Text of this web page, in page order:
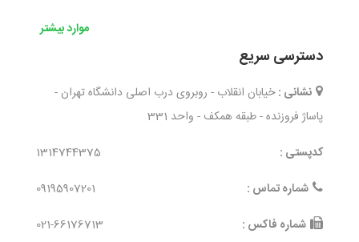
موارد بیشتر
دسترسی سریع
نشانی : خیابان انقلاب - روبروی درب اصلی دانشگاه تهران -
پاساژ فروزنده - طبقه همکف - واحد 331
کدپستی :
1314744375
شماره تماس :
09195907201
شماره فاکس :
021-66176713